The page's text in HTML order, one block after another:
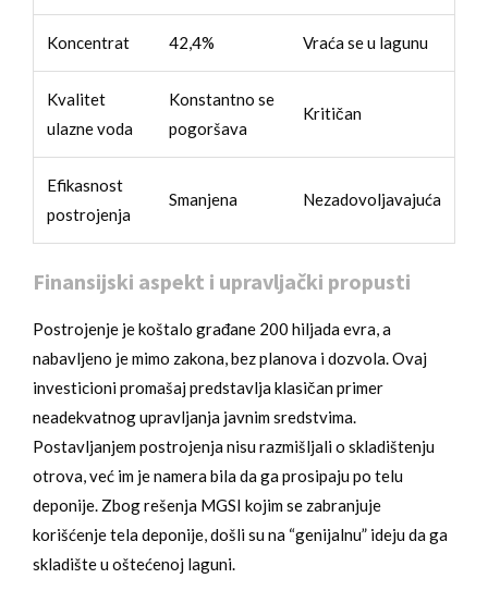
Koncentrat 42,4% Vraća se u lagunu
Kvalitet
ulazne voda
Konstantno se
pogoršava
Kritičan
Efikasnost
postrojenja
Smanjena Nezadovoljavajuća
Finansijski aspekt i upravljački propusti
Postrojenje je koštalo građane 200 hiljada evra, a
nabavljeno je mimo zakona, bez planova i dozvola. Ovaj
investicioni promašaj predstavlja klasičan primer
neadekvatnog upravljanja javnim sredstvima.
Postavljanjem postrojenja nisu razmišljali o skladištenju
otrova, već im je namera bila da ga prosipaju po telu
deponije. Zbog rešenja MGSI kojim se zabranjuje
korišćenje tela deponije, došli su na “genijalnu” ideju da ga
skladište u oštećenoj laguni.